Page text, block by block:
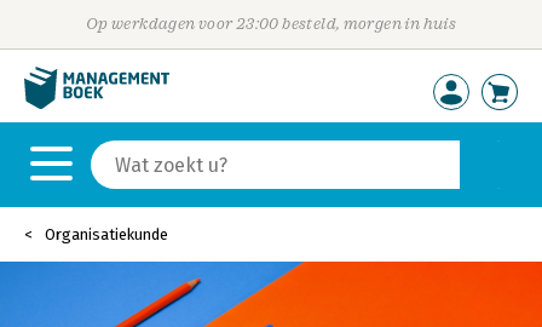
Op werkdagen voor 23:00 besteld, morgen in huis
Organisatiekunde